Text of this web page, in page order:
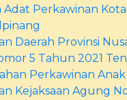
Adat Perkawinan Kota
Daerah Provinsi
5 Tahun 2021
Perkawinan Anak
Kejaksaan Agung